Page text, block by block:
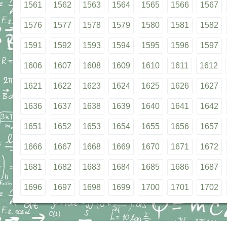
1561 1562 1563 1564 1565 1566 1567
1576 1577 1578 1579 1580 1581 1582
1591 1592 1593 1594 1595 1596 1597
1606 1607 1608 1609 1610 1611 1612
1621 1622 1623 1624 1625 1626 1627
1636 1637 1638 1639 1640 1641 1642
1651 1652 1653 1654 1655 1656 1657
1666 1667 1668 1669 1670 1671 1672
1681 1682 1683 1684 1685 1686 1687
1696 1697 1698 1699 1700 1701 1702